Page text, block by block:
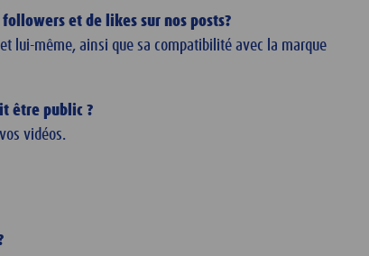
et de likes sur nos posts?
lui-même, ainsi que sa compatibilité avec la marque
être public ?
vidéos.